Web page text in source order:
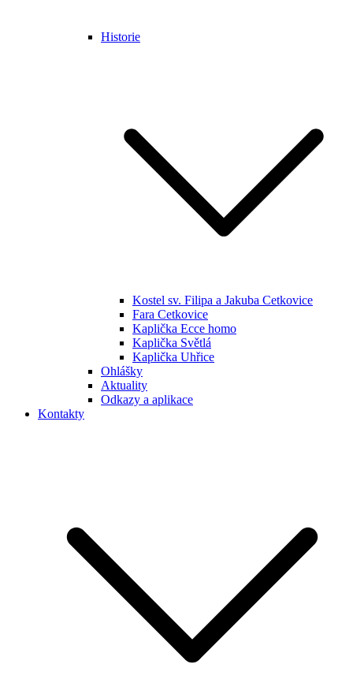
Historie
Kostel sv. Filipa a Jakuba Cetkovice
Fara Cetkovice
Kaplička Ecce homo
Kaplička Světlá
Kaplička Uhřice
Ohlášky
Aktuality
Odkazy a aplikace
Kontakty